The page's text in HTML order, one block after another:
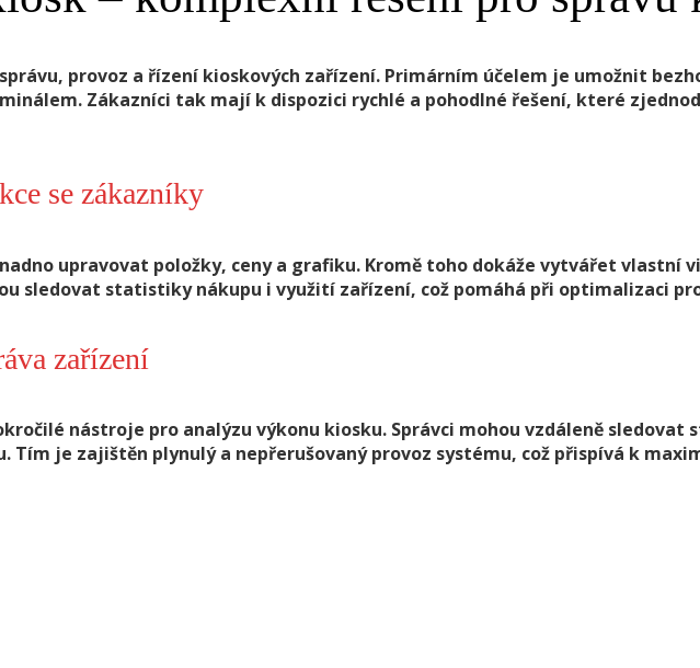
provoz a řízení kioskových zařízení. Primárním účelem je umožnit
Zákazníci tak mají k dispozici rychlé a pohodlné řešení, které
se zákazníky
upravovat položky, ceny a grafiku. Kromě toho dokáže vytvářet vlastní
sledovat statistiky nákupu i využití zařízení, což pomáhá při optimalizaci
zařízení
nástroje pro analýzu výkonu kiosku. Správci mohou vzdáleně sledovat
je zajištěn plynulý a nepřerušovaný provoz systému, což přispívá k